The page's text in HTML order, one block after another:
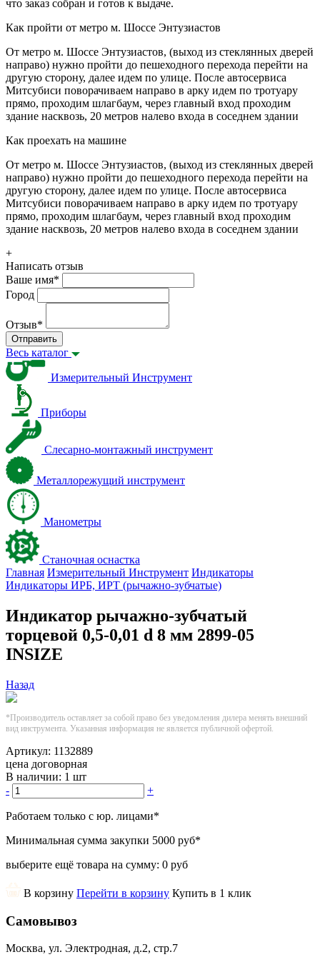
что заказ собран и готов к выдаче.
Как пройти от метро м. Шоссе Энтузиастов
От метро м. Шоссе Энтузиастов, (выход из стеклянных дверей
направо) нужно пройти до пешеходного перехода перейти на
другую сторону, далее идем по улице. После автосервиса
Митсубиси поворачиваем направо в арку идем по тротуару
прямо, проходим шлагбаум, через главный вход проходим
здание насквозь, 20 метров налево входа в соседнем здании
Как проехать на машине
От метро м. Шоссе Энтузиастов, (выход из стеклянных дверей
направо) нужно пройти до пешеходного перехода перейти на
другую сторону, далее идем по улице. После автосервиса
Митсубиси поворачиваем направо в арку идем по тротуару
прямо, проходим шлагбаум, через главный вход проходим
здание насквозь, 20 метров налево входа в соседнем здании
+
Написать отзыв
Ваше имя*
Город
Отзыв*
Отправить
Весь каталог
Измерительный Инструмент
Приборы
Слесарно-монтажный инструмент
Металлорежущий инструмент
Манометры
Станочная оснастка
Главная Измерительный Инструмент Индикаторы
Индикаторы ИРБ, ИРТ (рычажно-зубчатые)
Индикатор рычажно-зубчатый
торцевой 0,5-0,01 d 8 мм 2899-05
INSIZE
Назад
*Производитель оставляет за собой право без уведомления дилера менять внешний
вид инструмента. Указанная информация не является публичной офертой.
Артикул: 1132889
цена договорная
В наличии: 1 шт
-
+
Работаем только с юр. лицами*
Минимальная сумма закупки 5000 руб*
выберите ещё товара на сумму: 0 руб
В корзину Перейти в корзину Купить в 1 клик
Самовывоз
Москва, ул. Электродная, д.2, стр.7